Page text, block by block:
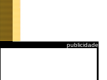
publicidade